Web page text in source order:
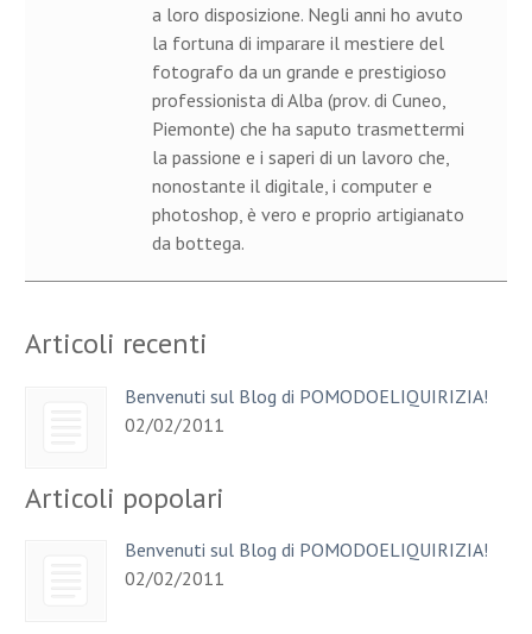
a loro disposizione. Negli anni ho avuto
la fortuna di imparare il mestiere del
fotografo da un grande e prestigioso
professionista di Alba (prov. di Cuneo,
Piemonte) che ha saputo trasmettermi
la passione e i saperi di un lavoro che,
nonostante il digitale, i computer e
photoshop, è vero e proprio artigianato
da bottega.
Articoli recenti
Benvenuti sul Blog di POMODOELIQUIRIZIA!
02/02/2011
Articoli popolari
Benvenuti sul Blog di POMODOELIQUIRIZIA!
02/02/2011